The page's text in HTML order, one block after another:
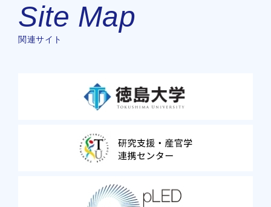
Site Map
関連サイト